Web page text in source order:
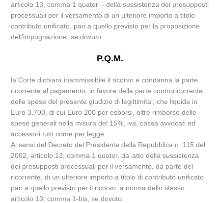
articolo 13, comma 1 quater – della sussistenza dei presupposti
processuali per il versamento di un ulteriore importo a titolo
contributo unificato, pari a quello previsto per la proposizione
dell’impugnazione, se dovuto.
P.Q.M.
la Corte dichiara inammissibile il ricorso e condanna la parte
ricorrente al pagamento, in favore della parte controricorrente,
delle spese del presente giudizio di legittimita’, che liquida in
Euro 3.700, di cui Euro 200 per esborsi, oltre rimborso delle
spese generali nella misura del 15%, iva, cassa avvocati ed
accessori tutti come per legge.
Ai sensi del Decreto del Presidente della Repubblica n. 115 del
2002, articolo 13, comma 1 quater, da’ atto della sussistenza
dei presupposti processuali per il versamento, da parte del
ricorrente, di un ulteriore importo a titolo di contributo unificato
pari a quello previsto per il ricorso, a norma dello stesso
articolo 13, comma 1-bis, se dovuto.